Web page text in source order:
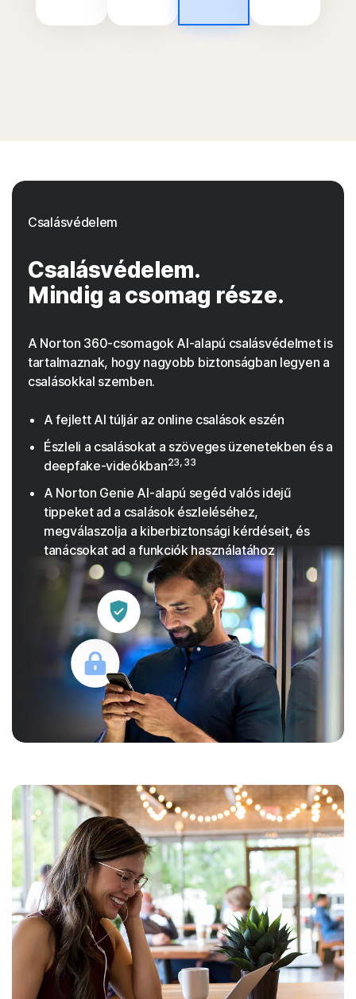
Csalásvédelem
Csalásvédelem.
Mindig a csomag része.
A Norton 360-csomagok AI-alapú csalásvédelmet is
tartalmaznak, hogy nagyobb biztonságban legyen a
csalásokkal szemben.
A fejlett AI túljár az online csalások eszén
Észleli a csalásokat a szöveges üzenetekben és a
deepfake-videókban23, 33
A Norton Genie AI-alapú segéd valós idejű
tippeket ad a csalások észleléséhez,
megválaszolja a kiberbiztonsági kérdéseit, és
tanácsokat ad a funkciók használatához